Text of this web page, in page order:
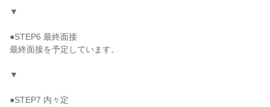
▼
●STEP6 最終面接
最終面接を予定しています。
▼
●STEP7 内々定